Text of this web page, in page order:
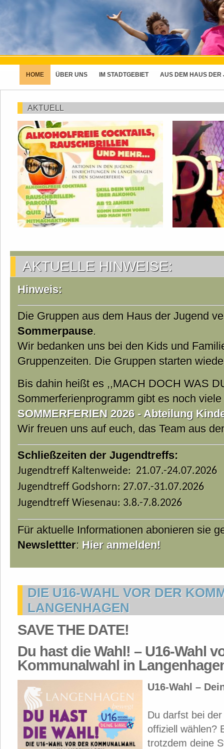
HOME ÜBER UNS IM STADTGEBIET AUS DEM HAUS DER
AKTUELL
AKTUELLE HINWEISE:
Hinweis:
Die Gruppen aus dem Haus der Jugend
Sommerpause.
Wir bedanken uns bei den Kids und
Gruppenzeiten. Die Gruppen starten
Bis dahin heißt es ,,MACH DOCH WAS
Sommerferienprogramm gibt es noch
SOMMERFERIEN 2026 - Abteilung
Wir freuen uns auf euch, das Team aus
Schließzeiten der Jugendtreffs:
Jugendtreff Kaltenweide: 21.07.-24.07.2026
Jugendtreff Godshorn: 27.07.-31.07.2026
Jugendtreff Wiesenau: 3.8.-7.8.2026
Für aktuelle Informationen abonieren sie
Newslettter: Hier anmelden!
DIE U16-WAHL VOR DER
LANGENHAGEN
SAVE THE DATE!
Du hast die Wahl! – U16-Wahl
Kommunalwahl in
U16-Wahl –
Du darfst bei
offiziell wählen?
trotzdem deine